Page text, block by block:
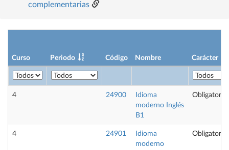
complementarias
Curso Periodo Código Nombre Carácter
4 24900
Idioma
moderno Inglés
B1
Obligatoria
4 24901
Idioma
moderno
Obligatoria